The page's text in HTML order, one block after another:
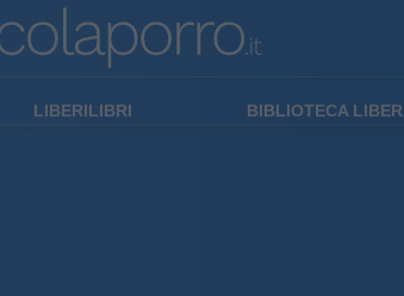
LIBERILIBRI BIBLIOTECA